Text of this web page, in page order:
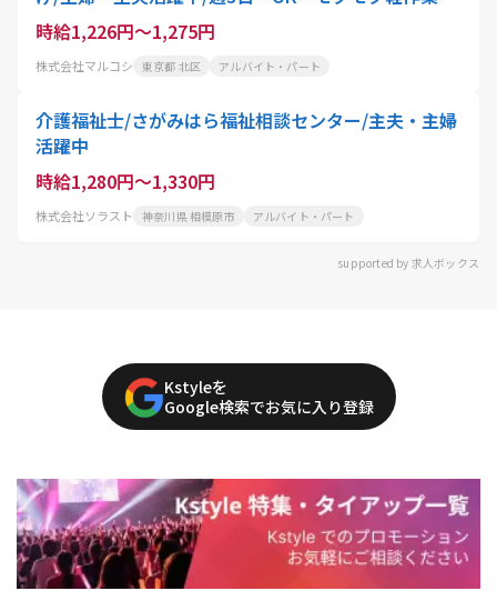
時給1,226円～1,275円
株式会社マルコシ 東京都 北区 アルバイト・パート
介護福祉士/さがみはら福祉相談センター/主夫・主婦
活躍中
時給1,280円～1,330円
株式会社ソラスト 神奈川県 相模原市 アルバイト・パート
supported by 求人ボックス
Kstyleを
Google検索でお気に入り登録